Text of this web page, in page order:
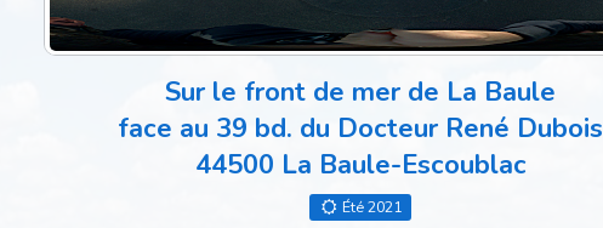
Sur le front de mer de La Baule
face au 39 bd. du Docteur René Dubois
44500 La Baule-Escoublac
Été 2021